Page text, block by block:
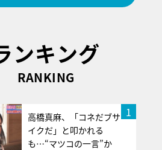
ンキング
RANKING
1
高橋真麻、「コネだブサ
イクだ」と叩かれる
も…“マツコの一言”か